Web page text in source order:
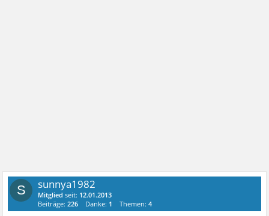
S sunnya1982
Mitglied seit: 12.01.2013
Beiträge:226 Danke: 1 Themen:4